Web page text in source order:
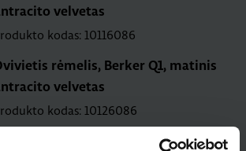
velvetas
kodas: 10116086
rėmelis, Berker Q1, matinis
velvetas
kodas: 10126086
Trivietis rėmelis, Berker Q1, matinis